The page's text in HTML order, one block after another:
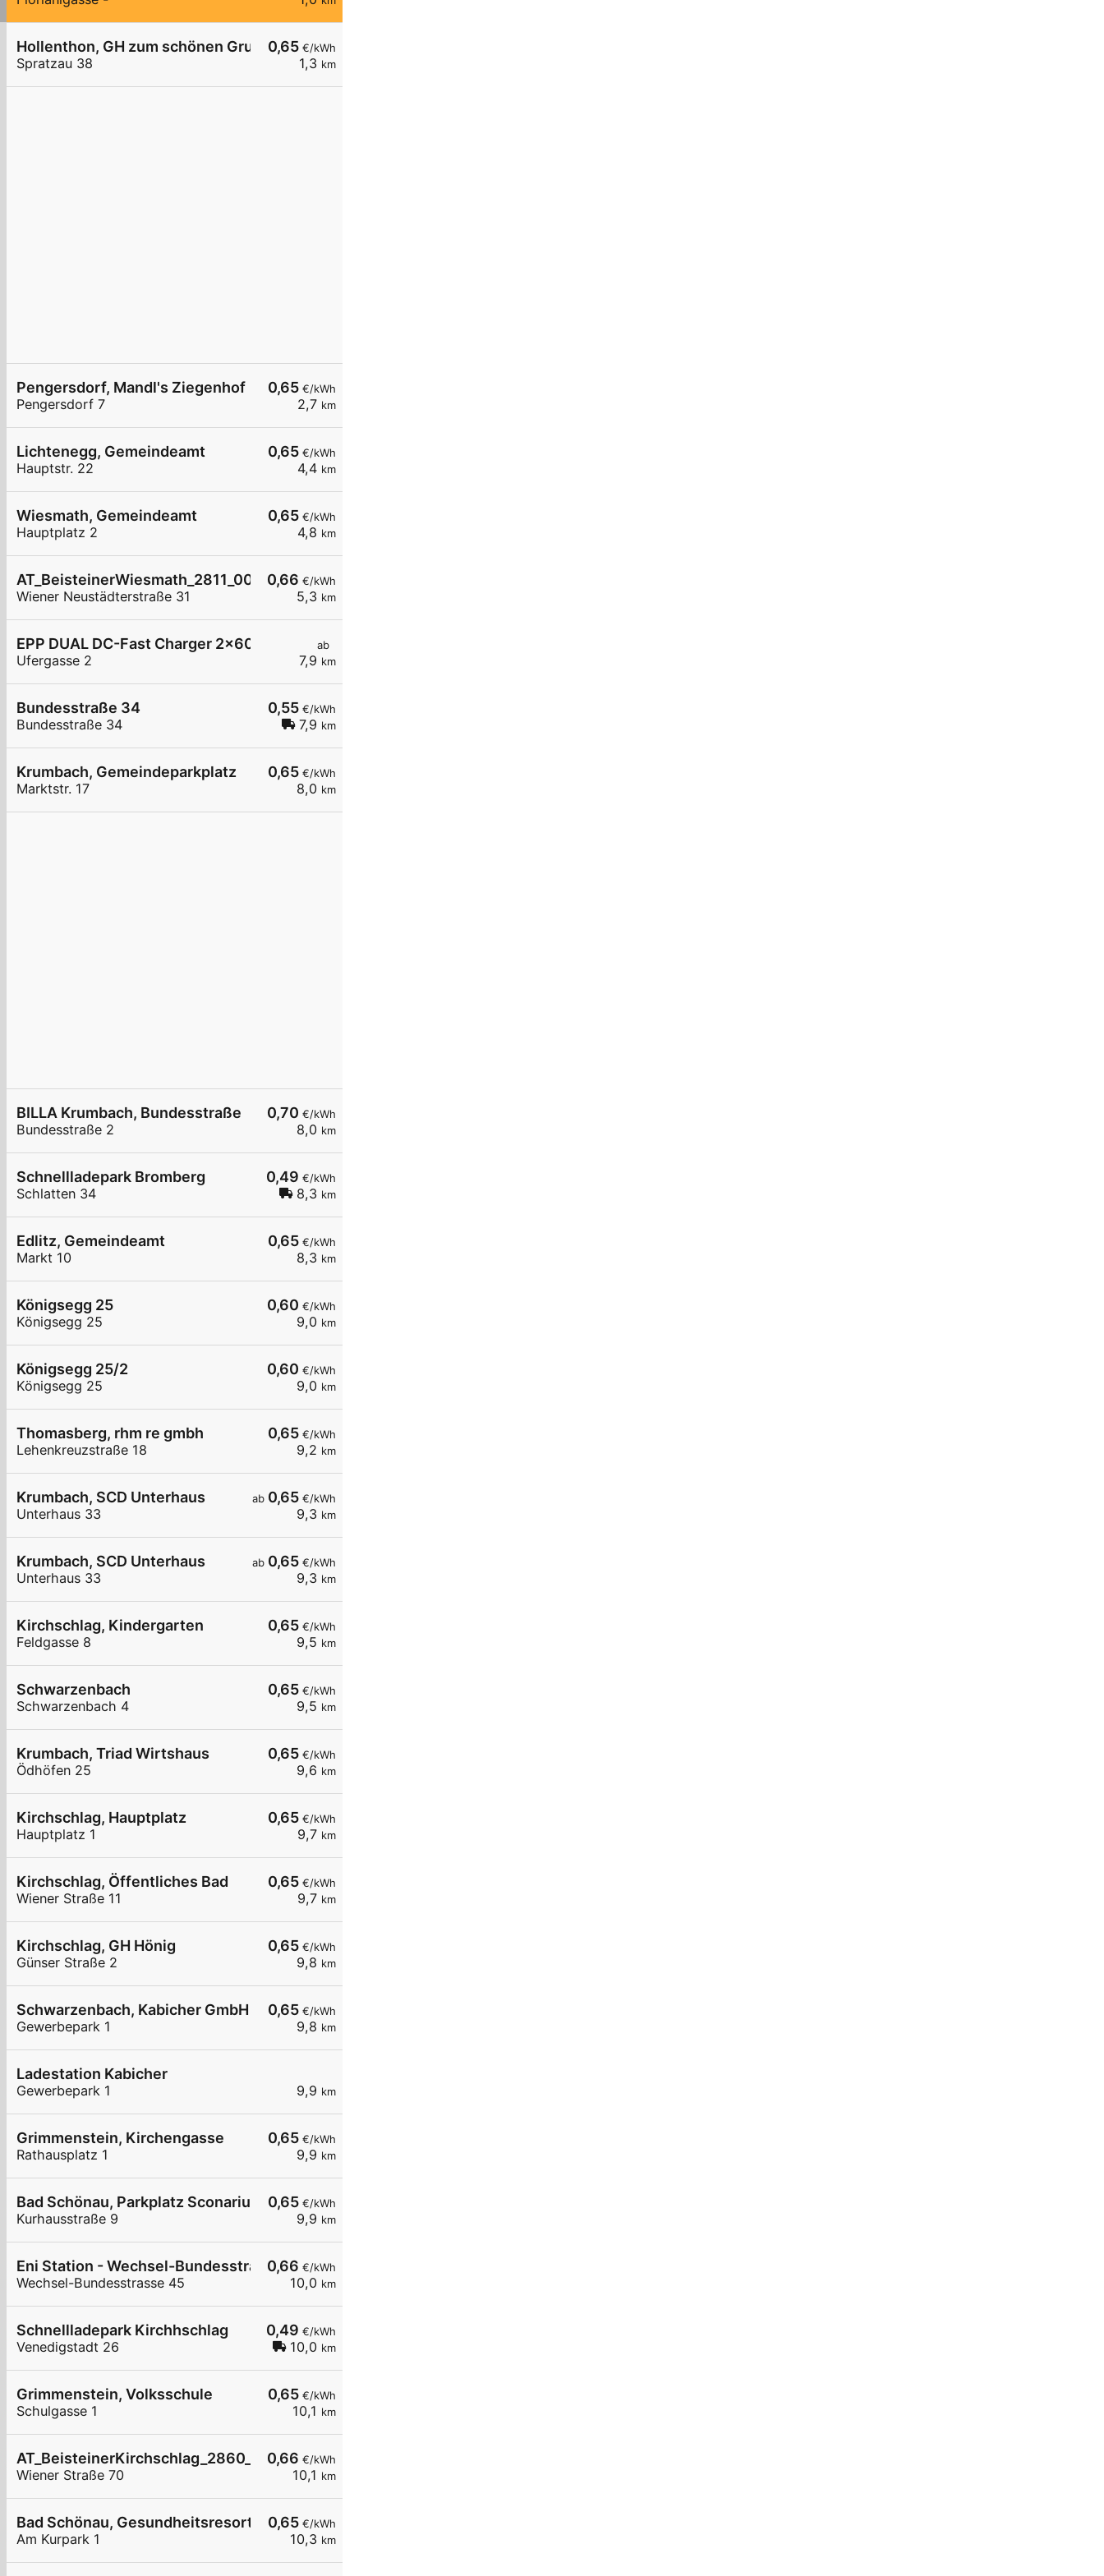
0,65€/kWh
1,3 km
Hollenthon, GH zum schönen Grund
Spratzau 38
0,65€/kWh
2,7 km
Pengersdorf, Mandl's Ziegenhof
Pengersdorf 7
0,65€/kWh
4,4 km
Lichtenegg, Gemeindeamt
Hauptstr. 22
0,65€/kWh
4,8 km
Wiesmath, Gemeindeamt
Hauptplatz 2
0,66 €/kWh
5,3 km
AT_BeisteinerWiesmath_2811_001 öffentlich
Wiener Neustädterstraße 31
ab
7,9 km
EPP DUAL DC-Fast Charger 2x60kW/120kW mit Bankomatzahlung
Ufergasse 2
0,55€/kWh
7,9 km
Bundesstraße 34
Bundesstraße 34
0,65€/kWh
8,0 km
Krumbach, Gemeindeparkplatz
Marktstr. 17
0,70 €/kWh
8,0 km
BILLA Krumbach, Bundesstraße
Bundesstraße 2
0,49 €/kWh
8,3 km
Schnellladepark Bromberg
Schlatten 34
0,65€/kWh
8,3 km
Edlitz, Gemeindeamt
Markt 10
0,60 €/kWh
9,0 km
Königsegg 25
Königsegg 25
0,60 €/kWh
9,0 km
Königsegg 25/2
Königsegg 25
0,65€/kWh
9,2 km
Thomasberg, rhm re gmbh
Lehenkreuzstraße 18
ab 0,65€/kWh
9,3 km
Krumbach, SCD Unterhaus
Unterhaus 33
ab 0,65€/kWh
9,3 km
Krumbach, SCD Unterhaus
Unterhaus 33
0,65€/kWh
9,5 km
Kirchschlag, Kindergarten
Feldgasse 8
0,65€/kWh
9,5 km
Schwarzenbach
Schwarzenbach 4
0,65€/kWh
9,6 km
Krumbach, Triad Wirtshaus
Ödhöfen 25
0,65€/kWh
9,7 km
Kirchschlag, Hauptplatz
Hauptplatz 1
0,65€/kWh
9,7 km
Kirchschlag, Öffentliches Bad
Wiener Straße 11
0,65€/kWh
9,8 km
Kirchschlag, GH Hönig
Günser Straße 2
0,65€/kWh
9,8 km
Schwarzenbach, Kabicher GmbH
Gewerbepark 1
9,9 km
Ladestation Kabicher
Gewerbepark 1
0,65€/kWh
9,9 km
Grimmenstein, Kirchengasse
Rathausplatz 1
0,65€/kWh
9,9 km
Bad Schönau, Parkplatz Sconarium
Kurhausstraße 9
0,66 €/kWh
10,0 km
Eni Station - Wechsel-Bundesstrasse 45
Wechsel-Bundesstrasse 45
0,49 €/kWh
10,0 km
Schnellladepark Kirchhschlag
Venedigstadt 26
0,65€/kWh
10,1 km
Grimmenstein, Volksschule
Schulgasse 1
0,66 €/kWh
10,1 km
AT_BeisteinerKirchschlag_2860_003 öffentlich
Wiener Straße 70
0,65€/kWh
10,3 km
Bad Schönau, Gesundheitsresort Königsberg I
Am Kurpark 1